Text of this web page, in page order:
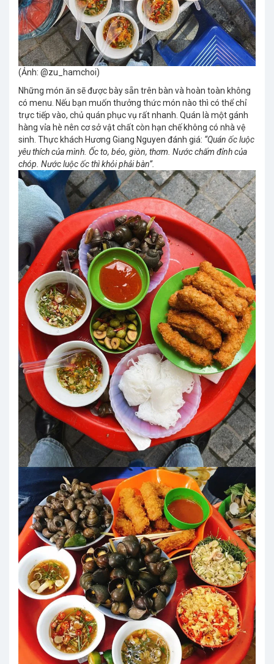
(Ảnh: @zu_hamchoi)
Những món ăn sẽ được bày sẵn trên bàn và hoàn toàn không
có menu. Nếu bạn muốn thưởng thức món nào thì có thể chỉ
trực tiếp vào, chủ quán phục vụ rất nhanh. Quán là một gánh
hàng vỉa hè nên cơ sở vật chất còn hạn chế không có nhà vệ
sinh. Thực khách Hương Giang Nguyen đánh giá: “Quán ốc luộc
yêu thích của mình. Ốc to, béo, giòn, thơm. Nước chấm đỉnh của
chóp. Nước luộc ốc thì khỏi phải bàn”.